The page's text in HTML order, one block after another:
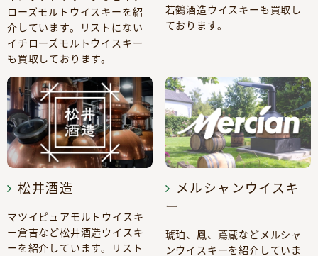
ローズモルトウイスキーを紹
介しています。リストにない
イチローズモルトウイスキー
も買取しております。
若鶴酒造ウイスキーも買取し
ております。
松井酒造
マツイピュアモルトウイスキ
ー倉吉など松井酒造ウイスキ
ーを紹介しています。リスト
メルシャンウイスキ
ー
琥珀、鳳、蔦蔵などメルシャ
ンウイスキーを紹介していま